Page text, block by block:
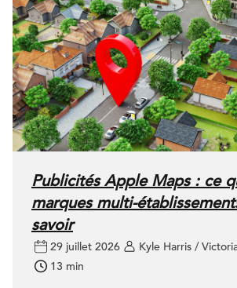
Publicités Apple Maps : ce
marques multi-
savoir
29 juillet 2026
Kyle Harris /
13 min